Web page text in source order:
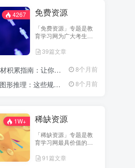
习和温故。
4267 免费资源
「免费资源」专题是教
育学习网为广大考生打
里汇集了来自主流教育
内容，包括历年真题、
考点讲义、笔记汇编、
复习计划表等，全站免
费开放下载。 无论你是
到高质量的资料资源，
“零成本高效率”的学习体
验。 我们相信——知识
的起点从免费开始。
39篇文章
有厚度、有高度2026公务员面试素材积累：高频热点与表达技巧 8个月前
数直线上升2025公务员行测图形推理考点分析与实战模拟视频教程 8个月前
1W+ 稀缺资源
「稀缺资源」专题是教
育学习网最具价值的资
类珍稀、高质量的考试
91篇文章